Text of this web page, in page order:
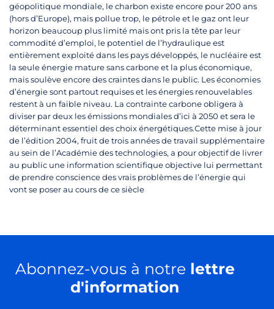
géopolitique mondiale, le charbon existe encore pour 200 ans
(hors d’Europe), mais pollue trop, le pétrole et le gaz ont leur
horizon beaucoup plus limité mais ont pris la tête par leur
commodité d’emploi, le potentiel de l’hydraulique est
entièrement exploité dans les pays développés, le nucléaire est
la seule énergie mature sans carbone et la plus économique,
mais soulève encore des craintes dans le public. Les économies
d’énergie sont partout requises et les énergies renouvelables
restent à un faible niveau. La contrainte carbone obligera à
diviser par deux les émissions mondiales d’ici à 2050 et sera le
déterminant essentiel des choix énergétiques.Cette mise à jour
de l’édition 2004, fruit de trois années de travail supplémentaire
au sein de l’Académie des technologies, a pour objectif de livrer
au public une information scientifique objective lui permettant
de prendre conscience des vrais problèmes de l’énergie qui
vont se poser au cours de ce siècle
Abonnez-vous à notre lettre
d'information